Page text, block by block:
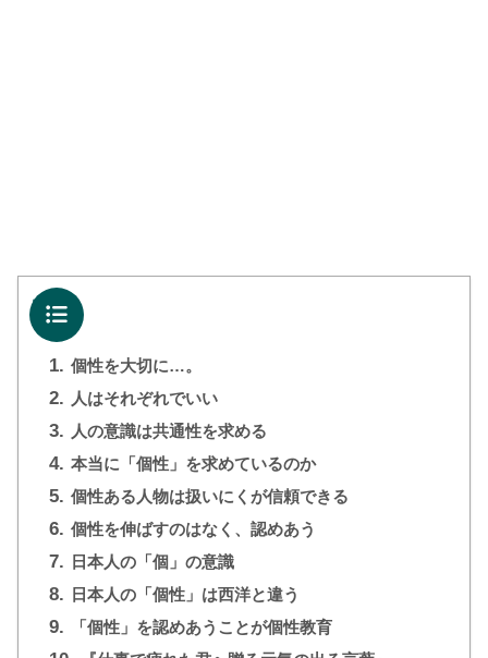
目次
1. 個性を大切に…。
2. 人はそれぞれでいい
3. 人の意識は共通性を求める
4. 本当に「個性」を求めているのか
5. 個性ある人物は扱いにくが信頼できる
6. 個性を伸ばすのはなく、認めあう
7. 日本人の「個」の意識
8. 日本人の「個性」は西洋と違う
9. 「個性」を認めあうことが個性教育